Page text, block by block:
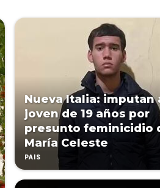
Nueva Italia: imputan
joven de 19 años por
presunto feminicidio
María Celeste
PAÍS